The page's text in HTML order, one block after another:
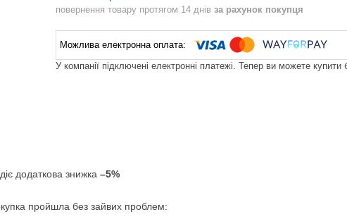
повернення товару протягом 14 днів за рахунок покупця
У компанії підключені електронні платежі. Тепер ви можете
додаткова знижка –5%
пройшла без зайвих проблем: